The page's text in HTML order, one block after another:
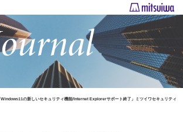
Windows11の新しいセキュリティ機能/Internet Explorerサポート終了」ミツイワセキュリティ